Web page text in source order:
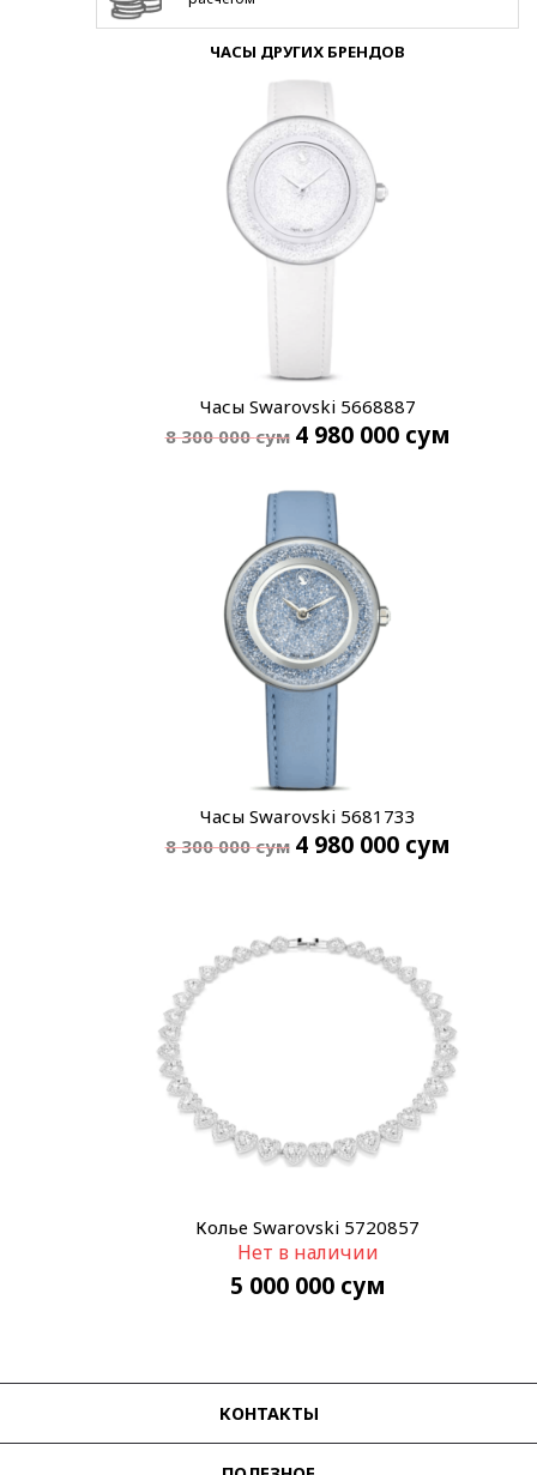
ЧАСЫ ДРУГИХ БРЕНДОВ
Часы Swarovski 5668887
8 300 000сум 4 980 000 сум
Часы Swarovski 5681733
8 300 000сум 4 980 000 сум
Колье Swarovski 5720857
Нет в наличии
5 000 000 сум
КОНТАКТЫ